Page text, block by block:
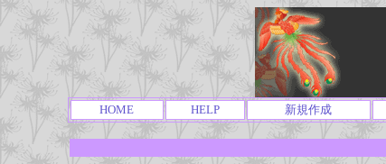
HOME HELP 新規作成